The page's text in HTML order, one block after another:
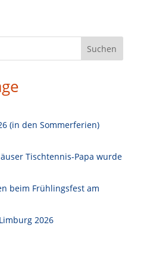
Suchen
(in den Sommerferien)
Tischtennis-Papa wurde
beim Frühlingsfest am
2026